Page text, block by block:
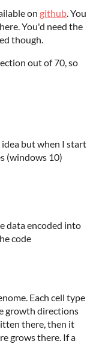
on github. You
You'd need the
though.
out of 70, so
idea but when I start
(windows 10)
data encoded into
code
Each cell type
growth directions
there, then it
grows there. If a